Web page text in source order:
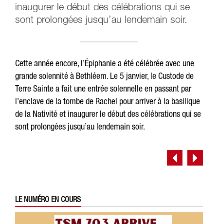
inaugurer le début des célébrations qui se
sont prolongées jusqu’au lendemain soir.
Cette année encore, l’Épiphanie a été célébrée avec une
grande solennité à Bethléem. Le 5 janvier, le Custode de
Terre Sainte a fait une entrée solennelle en passant par
l’enclave de la tombe de Rachel pour arriver à la basilique
de la Nativité et inaugurer le début des célébrations qui se
sont prolongées jusqu’au lendemain soir.
LE NUMÉRO EN COURS